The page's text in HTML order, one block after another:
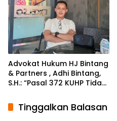
Advokat Hukum HJ Bintang
& Partners , Adhi Bintang,
S.H.: “Pasal 372 KUHP Tidak
terhadap Objek Tanah”
Tinggalkan Balasan